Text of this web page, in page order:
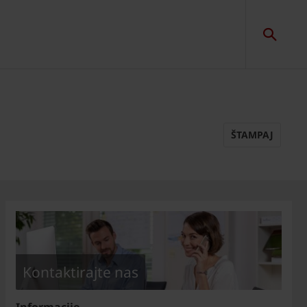
ŠTAMPAJ
Kontaktirajte nas